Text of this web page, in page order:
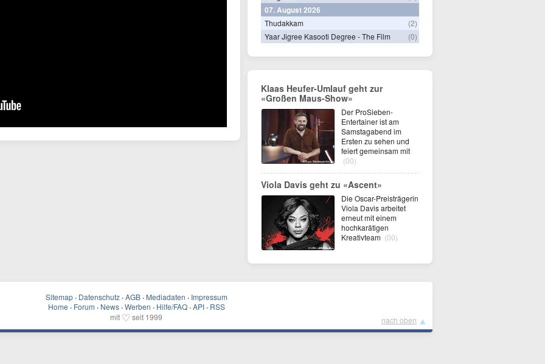
07. August 2026
Thudakkam
(2)
Yaar Jigree Kasooti Degree - The Film
(0)
Klaas Heufer-Umlauf geht zur
«Großen Maus-Show»
Der ProSieben-
Entertainer ist am
Samstagabend im
Ersten zu sehen und
feiert gemeinsam mit
(00)
Viola Davis geht zu «Ascent»
Die Oscar-Preisträgerin
Viola Davis arbeitet
erneut mit einem
hochkarätigen
Kreativteam (00)
Sitemap · Datenschutz · AGB · Mediadaten · Impressum
Home · Forum · News · Werben · Hilfe/FAQ · API · RSS
mit ♡ seit 1999 nach oben ▲